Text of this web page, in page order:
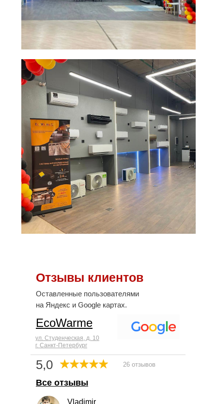
Отзывы клиентов
Оставленные пользователями
на Яндекс и Google картах.
5,0 26 отзывов
ул. Студенческая, д. 10
г. Санкт-Петербург
EcoWarme
Vladimir
Все отзывы